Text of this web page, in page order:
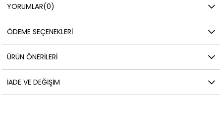
YORUMLAR(0)
ÖDEME SEÇENEKLERI
ÜRÜN ÖNERILERI
İADE VE DEĞIŞIM